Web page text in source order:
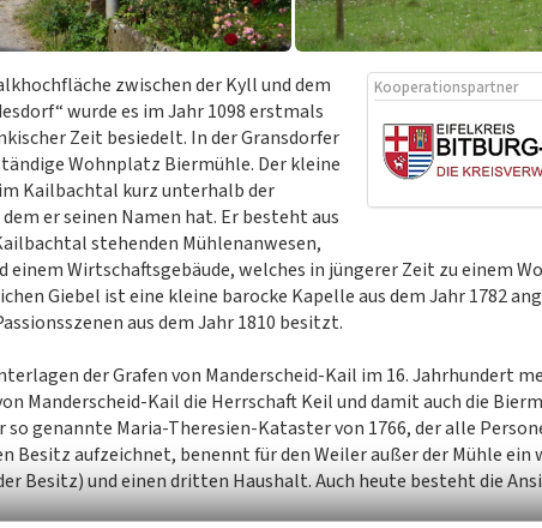
Kooperationspartner
zwischen der Kyll und dem
wurde es im Jahr 1098 erstmals
Zeit besiedelt. In der Gransdorfer
Wohnplatz Biermühle. Der kleine
Kailbachtal kurz unterhalb der
er seinen Namen hat. Er besteht aus
stehenden Mühlenanwesen,
einem Wirtschaftsgebäude, welches in jüngerer Zeit zu einem
Giebel ist eine kleine barocke Kapelle aus dem Jahr 1782
aus dem Jahr 1810 besitzt.
der Grafen von Manderscheid-Kail im 16. Jahrhundert
Manderscheid-Kail die Herrschaft Keil und damit auch die
genannte Maria-Theresien-Kataster von 1766, der alle
Besitz aufzeichnet, benennt für den Weiler außer der Mühle ein
Besitz) und einen dritten Haushalt. Auch heute besteht die